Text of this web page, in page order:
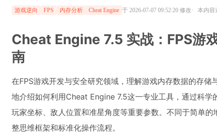
游戏逆向 FPS 内存分析 Cheat Engine 于 2026-07-07 09:52:20 修改· 本内容
Cheat Engine 7.5 实战：FPS游
南
在FPS游戏开发与安全研究领域，理解游戏内存数据的存
地介绍如何利用Cheat Engine 7.5这一专业工具，通过科学
玩家坐标、敌人位置和准星角度等重要参数。不同于简单
整思维框架和标准化操作流程。